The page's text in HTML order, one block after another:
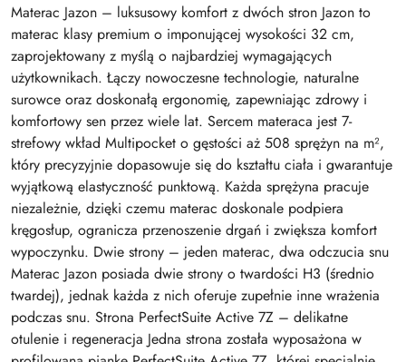
Materac Jazon – luksusowy komfort z dwóch stron Jazon to
materac klasy premium o imponującej wysokości 32 cm,
zaprojektowany z myślą o najbardziej wymagających
użytkownikach. Łączy nowoczesne technologie, naturalne
surowce oraz doskonałą ergonomię, zapewniając zdrowy i
komfortowy sen przez wiele lat. Sercem materaca jest 7-
strefowy wkład Multipocket o gęstości aż 508 sprężyn na m²,
który precyzyjnie dopasowuje się do kształtu ciała i gwarantuje
wyjątkową elastyczność punktową. Każda sprężyna pracuje
niezależnie, dzięki czemu materac doskonale podpiera
kręgosłup, ogranicza przenoszenie drgań i zwiększa komfort
wypoczynku. Dwie strony – jeden materac, dwa odczucia snu
Materac Jazon posiada dwie strony o twardości H3 (średnio
twardej), jednak każda z nich oferuje zupełnie inne wrażenia
podczas snu. Strona PerfectSuite Active 7Z – delikatne
otulenie i regeneracja Jedna strona została wyposażona w